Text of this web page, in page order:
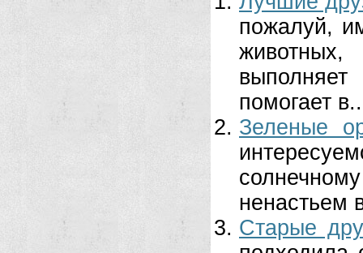
пожалуй,
помогает
Зеленые
ненастьем
Старые